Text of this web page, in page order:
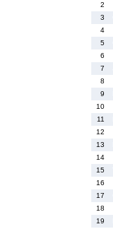
2
3
4
5
6
7
8
9
10
11
12
13
14
15
16
17
18
19